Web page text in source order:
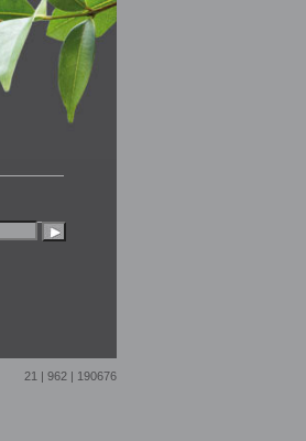
21 | 962 | 190676